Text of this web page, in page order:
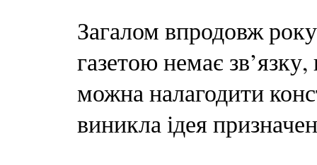
Загалом впродовж
газетою немає
можна налагодити
виникла ідея